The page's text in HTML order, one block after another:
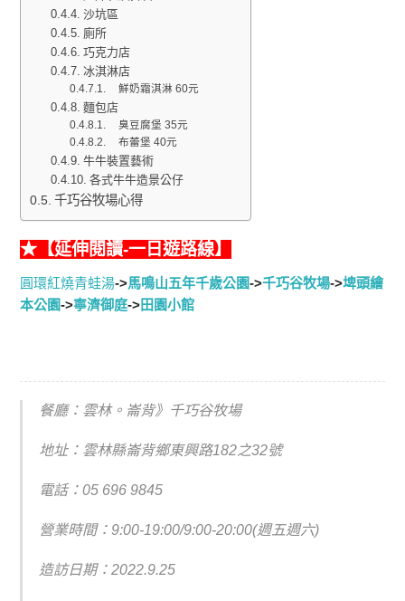
沙坑區
廁所
巧克力店
冰淇淋店
鮮奶霜淇淋 60元
麵包店
臭豆腐堡 35元
布蕾堡 40元
牛牛裝置藝術
各式牛牛造景公仔
千巧谷牧場心得
★【延伸閱讀-一日遊路線】
圓環紅燒青蛙湯->馬鳴山五年千歲公園->千巧谷牧場->埤頭繪
本公園->寧濟御庭->田園小館
餐廳：雲林。崙背》千巧谷牧場
地址：雲林縣崙背鄉東興路182之32號
電話：05 696 9845
營業時間：9:00-19:00/9:00-20:00(週五週六)
造訪日期：2022.9.25